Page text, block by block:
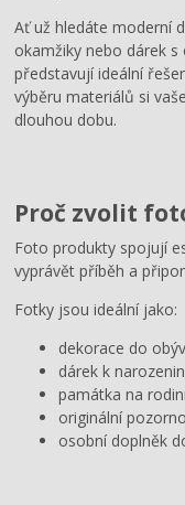
Ať už hledáte moderní
okamžiky nebo dárek
představují ideální
výběru materiálů si
dlouhou dobu.
Proč zvolit
Foto produkty spojují
vyprávět příběh a
Fotky jsou ideální jako:
dekorace do
dárek k
památka na
originální
osobní doplněk